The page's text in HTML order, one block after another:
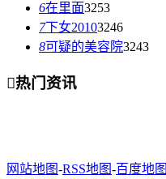
6在里面3253
7下女20103246
8可疑的美容院3243
热门资讯
网站地图-RSS地图-百度地图